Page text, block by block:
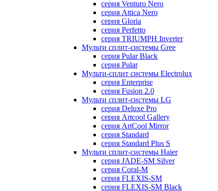
серия Venturo Nero
серия Attica Nero
серия Gloria
серия Perfetto
серия TRIUMPH Inverter
Мульти сплит-системы Gree
серия Pular Black
серия Pular
Мульти-сплит системы Electrolux
серия Enterprise
серия Fusion 2.0
Мульти сплит-системы LG
серия Deluxe Pro
серия Artcool Gallery
серия ArtCool Mirror
серия Standard
серия Standard Plus S
Мульти сплит-системы Haier
серия JADE-SM Silver
серия Coral-M
серия FLEXIS-SM
серия FLEXIS-SM Black